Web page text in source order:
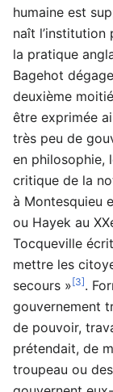
humaine est
naît l’institution
la pratique
Bagehot
deuxième
être exprimée
très peu de
en philosophie,
critique de la
à Montesquieu
ou Hayek au
Tocqueville
mettre les
secours »[3].
gouvernement
de pouvoir,
prétendait, de
troupeau ou